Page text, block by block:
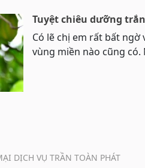
Tuyệt chiêu dưỡng
Có lẽ chị em rất bất
vùng miền nào cũng
DỊCH VỤ TRẦN TOÀN PHÁT